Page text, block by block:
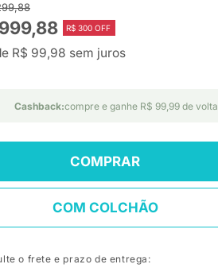
R$ 300 OFF
R$ 99,98 sem juros
Cashback:compre e ganhe R$ 99,99 de volta
COMPRAR
COM COLCHÃO
o frete e prazo de entrega: